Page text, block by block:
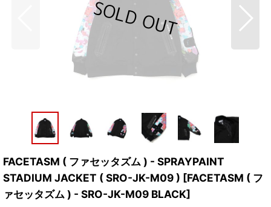
FACETASM ( ファセッタズム ) - SPRAYPAINT
STADIUM JACKET ( SRO-JK-M09 ) [FACETASM ( フ
ァセッタズム ) - SRO-JK-M09 BLACK]